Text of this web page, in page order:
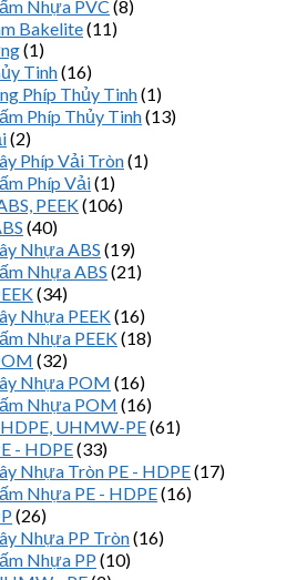
Nhựa PVC (8)
Bakelite(11)
(1)
Tinh(16)
Phíp Thủy Tinh(1)
Phíp Thủy Tinh(13)
(2)
Phíp Vải Tròn(1)
Phíp Vải(1)
PEEK(106)
(40)
Nhựa ABS (19)
Nhựa ABS (21)
(34)
Nhựa PEEK(16)
Nhựa PEEK(18)
(32)
Nhựa POM (16)
Nhựa POM (16)
HDPE, UHMW-PE(61)
- HDPE(33)
Nhựa Tròn PE - HDPE(17)
Nhựa PE - HDPE(16)
(26)
Nhựa PP Tròn(16)
Nhựa PP (10)